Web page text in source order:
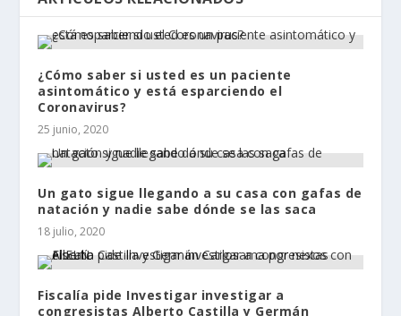
¿Cómo saber si usted es un paciente
asintomático y está esparciendo el
Coronavirus?
25 junio, 2020
Un gato sigue llegando a su casa con gafas de
natación y nadie sabe dónde se las saca
18 julio, 2020
Fiscalía pide Investigar investigar a
congresistas Alberto Castilla y Germán